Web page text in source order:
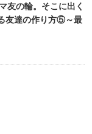
友の輪。そこに出く
友達の作り方⑤～最